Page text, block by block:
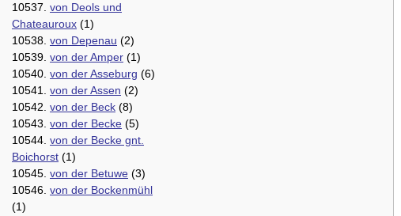
10537. von Deols und
Chateauroux (1)
10538. von Depenau (2)
10539. von der Amper (1)
10540. von der Asseburg (6)
10541. von der Assen (2)
10542. von der Beck (8)
10543. von der Becke (5)
10544. von der Becke gnt.
Boichorst (1)
10545. von der Betuwe (3)
10546. von der Bockenmühl
(1)